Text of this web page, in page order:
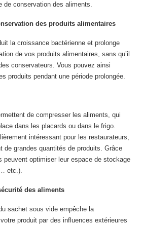
de conservation des aliments.
des produits alimentaires
la croissance bactérienne et prolonge
de vos produits alimentaires, sans qu’il
conservateurs. Vous pouvez ainsi
produits pendant une période prolongée.
de compresser les aliments, qui
dans les placards ou dans le frigo.
intéressant pour les restaurateurs,
de grandes quantités de produits. Grâce
optimiser leur espace de stockage
etc.).
des aliments
sachet sous vide empêche la
produit par des influences extérieures